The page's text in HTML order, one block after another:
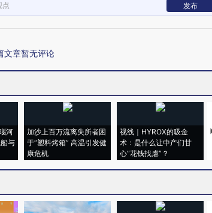
点 发布
文章暂无评论
河
与
加沙上百万流离失所者困
于“塑料烤箱” 高温引发健
康危机
视线｜HYROX的吸金
术：是什么让中产们甘
心“花钱找虐”？